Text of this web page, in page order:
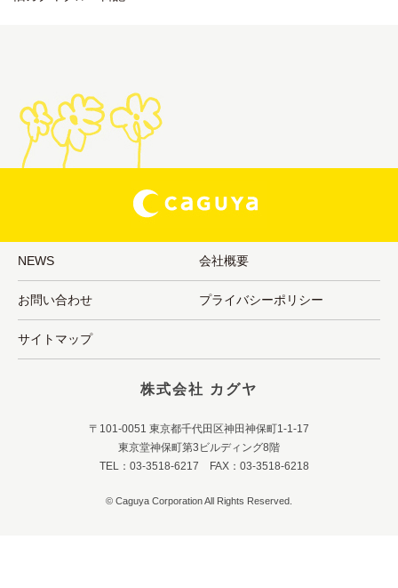
NEWS 会社概要
お問い合わせ プライバシーポリシー
サイトマップ
株式会社 カグヤ
〒101-0051 東京都千代田区神田神保町1-1-17
東京堂神保町第3ビルディング8階
TEL：03-3518-6217 FAX：03-3518-6218
© Caguya Corporation All Rights Reserved.